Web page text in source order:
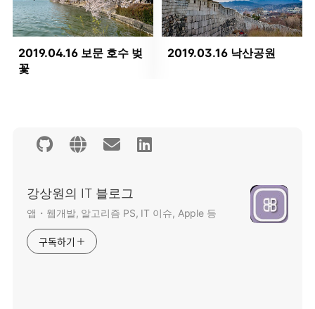
2019.04.16 보문 호수 벚
꽃
2019.03.16 낙산공원
강상원의 IT 블로그
앱・웹개발, 알고리즘 PS, IT 이슈, Apple 등
구독하기